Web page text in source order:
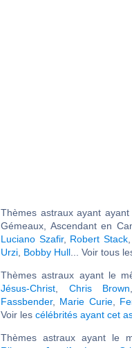
Thèmes astraux ayant
Gémeaux, Ascendant en
Luciano Szafir, Robert Stack
Urzi Bobby Hull ... Voir tous
Thèmes astraux ayant le
Jésus-Christ
Chris Brown
Fassbender, Marie Curie,
Voir les célébrités ayant cet
Thèmes astraux ayant le